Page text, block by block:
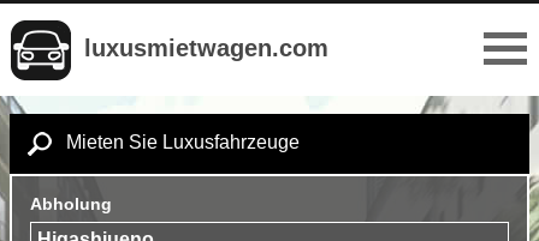
luxusmietwagen.com
Mieten Sie Luxusfahrzeuge
Abholung